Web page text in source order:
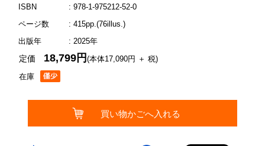
ISBN
: 978-1-975212-52-0
ページ数
: 415pp.(76illus.)
出版年
: 2025年
在庫
定価 18,799円(本体17,090円 ＋ 税)